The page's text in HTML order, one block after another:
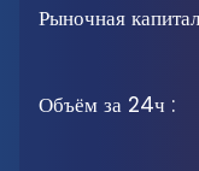
Рыночная
Объём за 24ч :